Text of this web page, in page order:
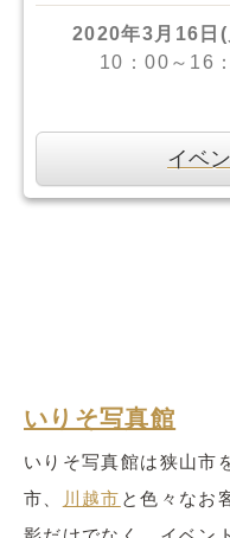
2020年3月16日
10：00～16
イベ
いりそ写真館
いりそ写真館は狭山市
市、
川越市 と色々なお